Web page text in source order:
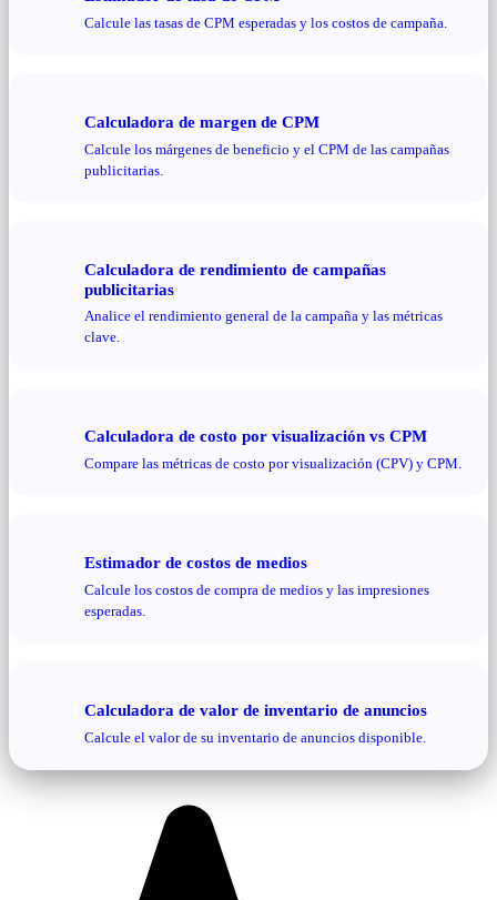
Calcule las tasas de CPM esperadas y los costos de campaña.
Calculadora de margen de CPM
Calcule los márgenes de beneficio y el CPM de las campañas
publicitarias.
Calculadora de rendimiento de campañas
publicitarias
Analice el rendimiento general de la campaña y las métricas
clave.
Calculadora de costo por visualización vs CPM
Compare las métricas de costo por visualización (CPV) y CPM.
Estimador de costos de medios
Calcule los costos de compra de medios y las impresiones
esperadas.
Calculadora de valor de inventario de anuncios
Calcule el valor de su inventario de anuncios disponible.